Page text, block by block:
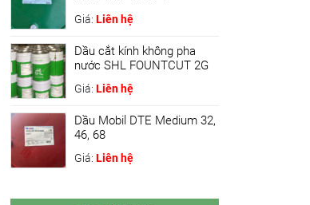
Giá: Liên hệ
Dầu cắt kính không pha
nước SHL FOUNTCUT 2G
Giá: Liên hệ
Dầu Mobil DTE Medium 32,
46, 68
Giá: Liên hệ